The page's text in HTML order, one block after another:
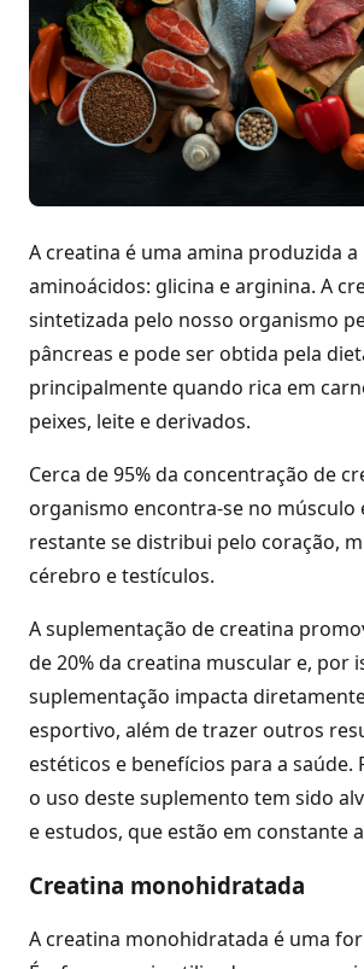
A creatina é uma amina produzida
aminoácidos: glicina e arginina. A
sintetizada pelo nosso organismo
pâncreas e pode ser obtida pela
principalmente quando rica em
peixes, leite e derivados.
Cerca de 95% da concentração de
organismo encontra-se no músculo
restante se distribui pelo coração,
cérebro e testículos.
A suplementação de creatina
de 20% da creatina muscular e, por
suplementação impacta
esportivo, além de trazer outros
estéticos e benefícios para a saúde.
o uso deste suplemento tem sido
e estudos, que estão em constante
Creatina monohidratada
A creatina monohidratada é uma